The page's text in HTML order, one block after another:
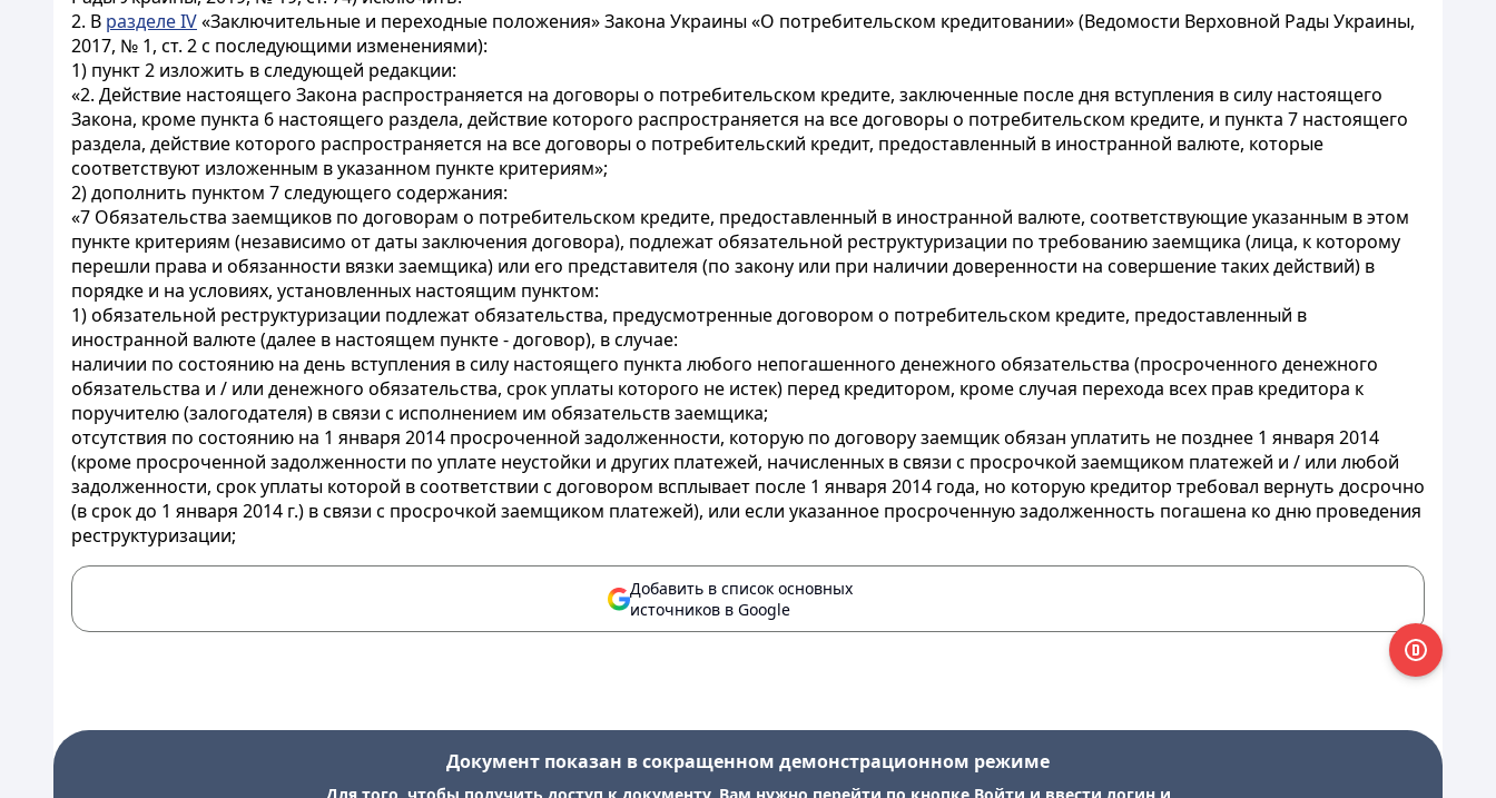
2. В разделе IV«Заключительные и переходные положения» Закона Украины «О потребительском кредитовании» (Ведомости Верховной Рады Украины,
2017, № 1, ст. 2 с последующими изменениями):
1) пункт 2 изложить в следующей редакции:
«2. Действие настоящего Закона распространяется на договоры о потребительском кредите, заключенные после дня вступления в силу настоящего
Закона, кроме пункта 6 настоящего раздела, действие которого распространяется на все договоры о потребительском кредите, и пункта 7 настоящего
раздела, действие которого распространяется на все договоры о потребительский кредит, предоставленный в иностранной валюте, которые
соответствуют изложенным в указанном пункте критериям»;
2) дополнить пунктом 7 следующего содержания:
«7 Обязательства заемщиков по договорам о потребительском кредите, предоставленный в иностранной валюте, соответствующие указанным в этом
пункте критериям (независимо от даты заключения договора), подлежат обязательной реструктуризации по требованию заемщика (лица, к которому
перешли права и обязанности вязки заемщика) или его представителя (по закону или при наличии доверенности на совершение таких действий) в
порядке и на условиях, установленных настоящим пунктом:
1) обязательной реструктуризации подлежат обязательства, предусмотренные договором о потребительском кредите, предоставленный в
иностранной валюте (далее в настоящем пункте - договор), в случае:
наличии по состоянию на день вступления в силу настоящего пункта любого непогашенного денежного обязательства (просроченного денежного
обязательства и / или денежного обязательства, срок уплаты которого не истек) перед кредитором, кроме случая перехода всех прав кредитора к
поручителю (залогодателя) в связи с исполнением им обязательств заемщика;
отсутствия по состоянию на 1 января 2014 просроченной задолженности, которую по договору заемщик обязан уплатить не позднее 1 января 2014
(кроме просроченной задолженности по уплате неустойки и других платежей, начисленных в связи с просрочкой заемщиком платежей и / или любой
задолженности, срок уплаты которой в соответствии с договором всплывает после 1 января 2014 года, но которую кредитор требовал вернуть досрочно
(в срок до 1 января 2014 г.) в связи с просрочкой заемщиком платежей), или если указанное просроченную задолженность погашена ко дню проведения
реструктуризации;
Добавить в список основных
источников в Google
Документ показан в сокращенном демонстрационном режиме